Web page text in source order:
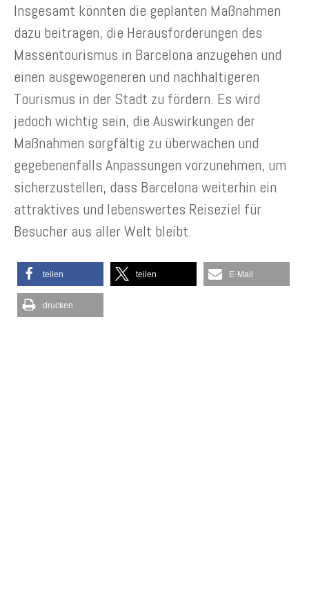
Insgesamt könnten die geplanten Maßnahmen
dazu beitragen, die Herausforderungen des
Massentourismus in Barcelona anzugehen und
einen ausgewogeneren und nachhaltigeren
Tourismus in der Stadt zu fördern. Es wird
jedoch wichtig sein, die Auswirkungen der
Maßnahmen sorgfältig zu überwachen und
gegebenenfalls Anpassungen vorzunehmen, um
sicherzustellen, dass Barcelona weiterhin ein
attraktives und lebenswertes Reiseziel für
Besucher aus aller Welt bleibt.
teilen teilen E-Mail
drucken